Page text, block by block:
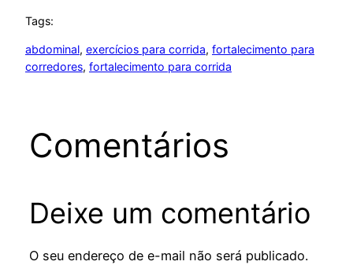
Tags:
abdominal, exercícios para corrida, fortalecimento para
corredores, fortalecimento para corrida
Comentários
Deixe um comentário
O seu endereço de e-mail não será publicado.